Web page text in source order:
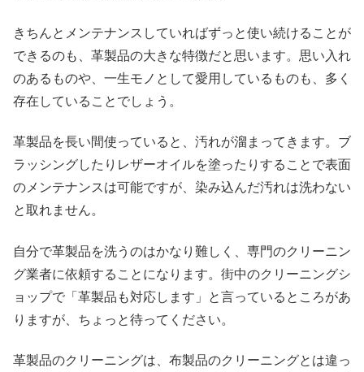
きちんとメンテナンスしていればずっと使い続けることが
できるのも、革製品の大きな特徴だと思います。思い入れ
のあるものや、一生モノとして愛用しているものも、多く
存在していることでしょう。
革製品を長い間使っていると、汚れが溜まってきます。ブ
ラッシングしたりレザーオイルを塗ったりすることで表面
のメンテナンスは可能ですが、染み込んだ汚れは洗わない
と取れません。
自分で革製品を洗うのはかなり難しく、専門のクリーニン
グ業者に依頼することになります。街中のクリーニングシ
ョップで「革製品も対応します」と言っているところがあ
りますが、ちょっと待ってください。
革製品のクリーニングは、布製品のクリーニングとは違っ